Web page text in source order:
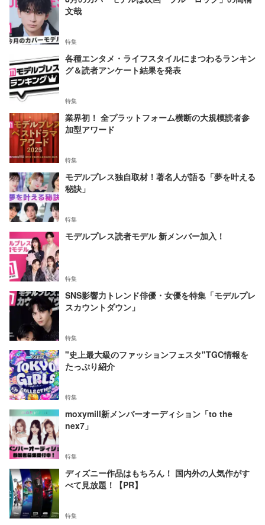
文哉
特集
各種エンタメ・ライフスタイルにまつわるランキン
グ＆読者アンケート結果を発表
特集
業界初！ 全プラットフォーム横断の大規模読者参
加型アワード
特集
モデルプレス独自取材！著名人が語る「夢を叶える
秘訣」
特集
モデルプレス読者モデル 新メンバー加入！
特集
SNS影響力トレンド俳優・女優を特集「モデルプレ
スカウントダウン」
特集
"史上最大級のファッションフェスタ"TGC情報を
たっぷり紹介
特集
moxymill新メンバーオーディション「to the
nex7」
特集
ディズニー作品はもちろん！ 国内外の人気作がす
べて見放題！【PR】
特集